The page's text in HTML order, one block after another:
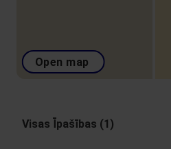
Open map
Visas Īpašības (1)